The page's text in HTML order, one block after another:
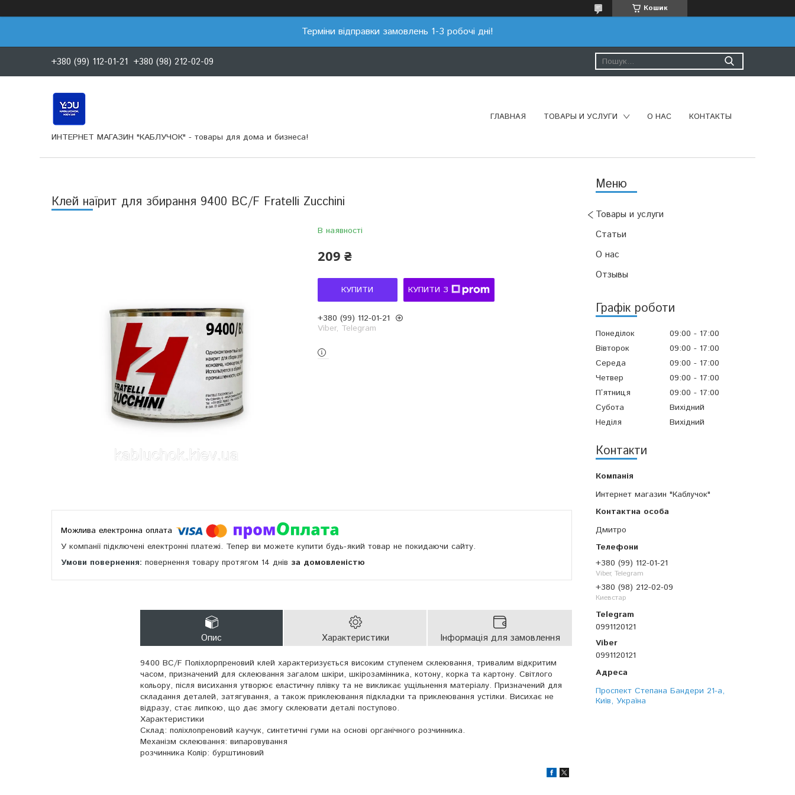
Кошик
Терміни відправки замовлень 1-3 робочі дні!
+380 (99) 112-01-21 +380 (98) 212-02-09
ИНТЕРНЕТ МАГАЗИН "КАБЛУЧОК" - товары для дома и бизнеса!
ГЛАВНАЯ ТОВАРЫ И УСЛУГИ О НАС КОНТАКТЫ
Товары и услуги
Статьи
О нас
Отзывы
Графік роботи
Понеділок 09:00
17:00
Вівторок
09:00
17:00
Середа
09:00
17:00
Четвер
09:00
17:00
Пʼятниця
09:00
17:00
Субота
Вихідний
Неділя
Вихідний
Контакти
Интернет магазин "Каблучок"
Дмитро
+380 (99) 112-01-21
Viber, Telegram
+380 (98) 212-02-09
Киевстар
0991120121
0991120121
Проспект Степана Бандери 21-а,
Київ, Україна
Клей наїрит для збирання 9400 BC/F Fratelli Zucchini
В наявності
209 ₴
КУПИТИ КУПИТИ З
+380 (99) 112-01-21
Viber, Telegram
У компанії підключені електронні платежі. Тепер ви можете купити будь-який товар не покидаючи сайту.
повернення товару протягом 14 днів за домовленістю
Опис Характеристики Інформація для замовлення
9400 BC/F Поліхлорпреновий клей характеризується високим ступенем склеювання, тривалим відкритим
часом, призначений для склеювання загалом шкіри, шкірозамінника, котону, корка та картону. Світлого
кольору, після висихання утворює еластичну плівку та не викликає ущільнення матеріалу. Призначений для
складання деталей, затягування, а також приклеювання підкладки та приклеювання устілки. Висихає не
відразу, стає липкою, що дає змогу склеювати деталі поступово.
Характеристики
Склад: поліхлопреновий каучук, синтетичні гуми на основі органічного розчинника.
Механізм склеювання: випаровування
розчинника Колір: бурштиновий